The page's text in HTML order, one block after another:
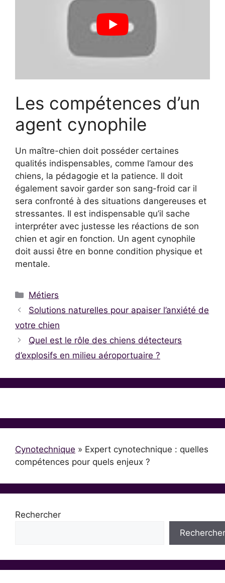
Les compétences d’un
agent cynophile
Un maître-chien doit posséder certaines
qualités indispensables, comme l’amour des
chiens, la pédagogie et la patience. Il doit
également savoir garder son sang-froid car il
sera confronté à des situations dangereuses et
stressantes. Il est indispensable qu’il sache
interpréter avec justesse les réactions de son
chien et agir en fonction. Un agent cynophile
doit aussi être en bonne condition physique et
mentale.
Catégories
Métiers
Solutions naturelles pour apaiser l’anxiété de
votre chien
Quel est le rôle des chiens détecteurs
d’explosifs en milieu aéroportuaire ?
Cynotechnique » Expert cynotechnique : quelles
compétences pour quels enjeux ?
Rechercher
Rechercher